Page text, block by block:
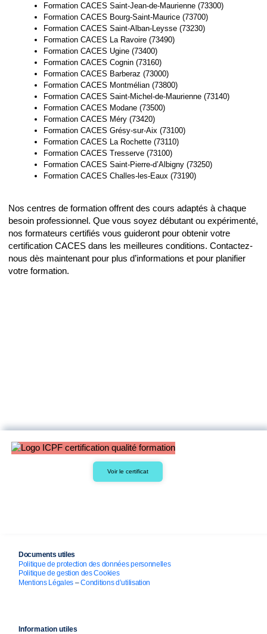
Formation CACES Saint-Jean-de-Maurienne (73300)
Formation CACES Bourg-Saint-Maurice (73700)
Formation CACES Saint-Alban-Leysse (73230)
Formation CACES La Ravoire (73490)
Formation CACES Ugine (73400)
Formation CACES Cognin (73160)
Formation CACES Barberaz (73000)
Formation CACES Montmélian (73800)
Formation CACES Saint-Michel-de-Maurienne (73140)
Formation CACES Modane (73500)
Formation CACES Méry (73420)
Formation CACES Grésy-sur-Aix (73100)
Formation CACES La Rochette (73110)
Formation CACES Tresserve (73100)
Formation CACES Saint-Pierre-d’Albigny (73250)
Formation CACES Challes-les-Eaux (73190)
Nos centres de formation offrent des cours adaptés à chaque
besoin professionnel. Que vous soyez débutant ou expérimenté,
nos formateurs certifiés vous guideront pour obtenir votre
certification CACES dans les meilleures conditions. Contactez-
nous dès maintenant pour plus d’informations et pour planifier
votre formation.
Voir le certificat
Documents utiles
Politique de protection des données personnelles
Politique de gestion des Cookies
Mentions Légales –Conditions d’utilisation
Information utiles